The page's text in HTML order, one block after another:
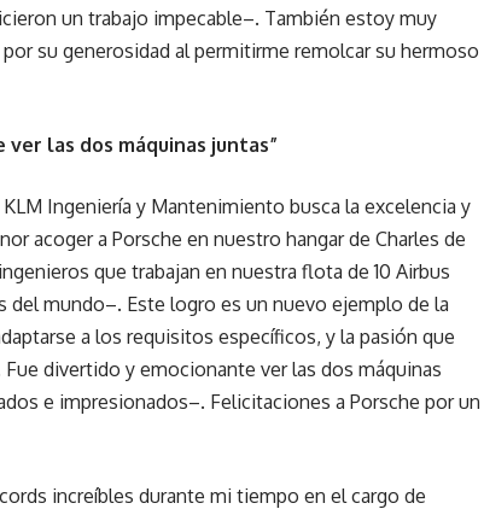
un trabajo impecable–. También estoy muy
su generosidad al permitirme remolcar su hermoso
las dos máquinas juntas”
Ingeniería y Mantenimiento busca la excelencia y
acoger a Porsche en nuestro hangar de Charles de
que trabajan en nuestra flota de 10 Airbus
mundo–. Este logro es un nuevo ejemplo de la
a los requisitos específicos, y la pasión que
divertido y emocionante ver las dos máquinas
e impresionados–. Felicitaciones a Porsche por un
increíbles durante mi tiempo en el cargo de